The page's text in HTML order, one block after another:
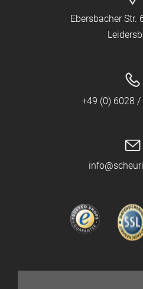
Ebersbacher Str.
+49 (0) 6028